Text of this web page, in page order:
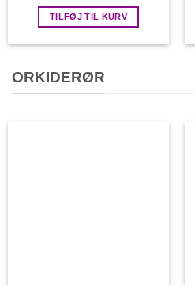
TILFØJ TIL KURV
ORKIDERØR